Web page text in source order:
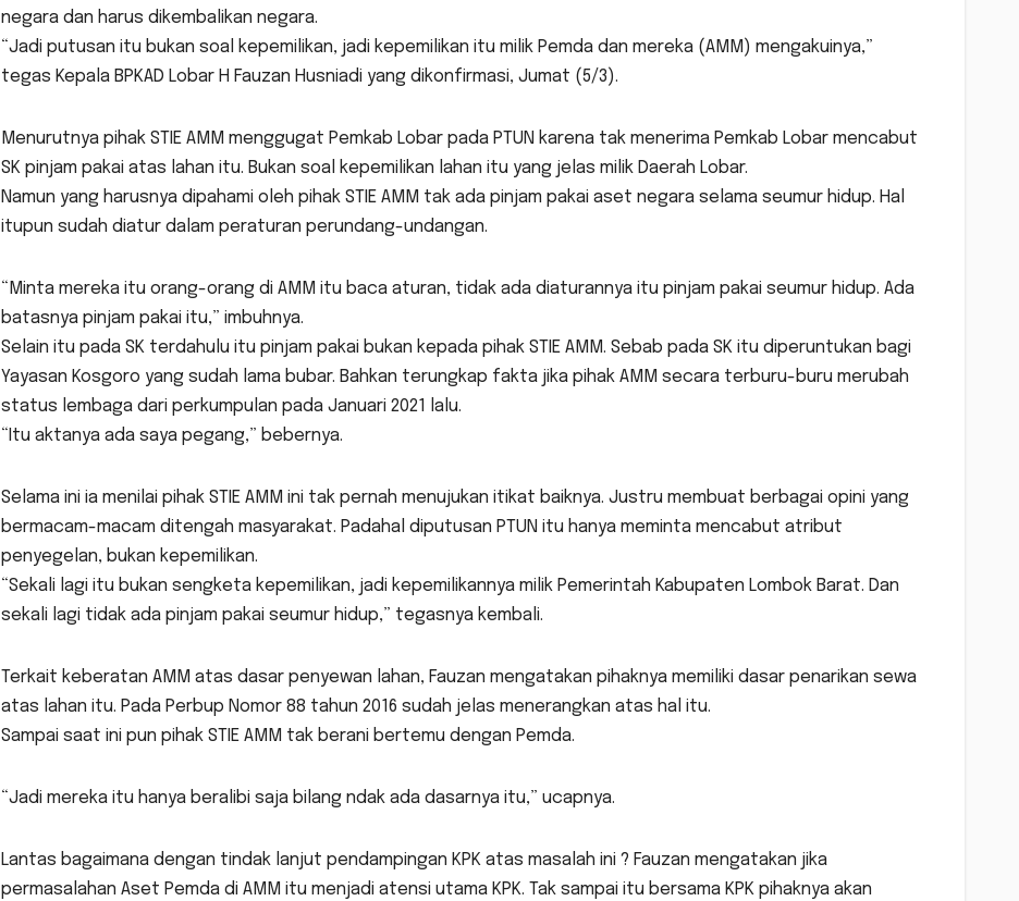
negara dan harus dikembalikan negara.
“Jadi putusan itu bukan soal kepemilikan, jadi kepemilikan itu milik Pemda dan mereka (AMM) mengakuinya,”
tegas Kepala BPKAD Lobar H Fauzan Husniadi yang dikonfirmasi, Jumat (5/3).
Menurutnya pihak STIE AMM menggugat Pemkab Lobar pada PTUN karena tak menerima Pemkab Lobar mencabut
SK pinjam pakai atas lahan itu. Bukan soal kepemilikan lahan itu yang jelas milik Daerah Lobar.
Namun yang harusnya dipahami oleh pihak STIE AMM tak ada pinjam pakai aset negara selama seumur hidup. Hal
itupun sudah diatur dalam peraturan perundang-undangan.
“Minta mereka itu orang-orang di AMM itu baca aturan, tidak ada diaturannya itu pinjam pakai seumur hidup. Ada
batasnya pinjam pakai itu,” imbuhnya.
Selain itu pada SK terdahulu itu pinjam pakai bukan kepada pihak STIE AMM. Sebab pada SK itu diperuntukan bagi
Yayasan Kosgoro yang sudah lama bubar. Bahkan terungkap fakta jika pihak AMM secara terburu-buru merubah
status lembaga dari perkumpulan pada Januari 2021 lalu.
“Itu aktanya ada saya pegang,” bebernya.
Selama ini ia menilai pihak STIE AMM ini tak pernah menujukan itikat baiknya. Justru membuat berbagai opini yang
bermacam-macam ditengah masyarakat. Padahal diputusan PTUN itu hanya meminta mencabut atribut
penyegelan, bukan kepemilikan.
“Sekali lagi itu bukan sengketa kepemilikan, jadi kepemilikannya milik Pemerintah Kabupaten Lombok Barat. Dan
sekali lagi tidak ada pinjam pakai seumur hidup,” tegasnya kembali.
Terkait keberatan AMM atas dasar penyewan lahan, Fauzan mengatakan pihaknya memiliki dasar penarikan sewa
atas lahan itu. Pada Perbup Nomor 88 tahun 2016 sudah jelas menerangkan atas hal itu.
Sampai saat ini pun pihak STIE AMM tak berani bertemu dengan Pemda.
“Jadi mereka itu hanya beralibi saja bilang ndak ada dasarnya itu,” ucapnya.
Lantas bagaimana dengan tindak lanjut pendampingan KPK atas masalah ini ? Fauzan mengatakan jika
permasalahan Aset Pemda di AMM itu menjadi atensi utama KPK. Tak sampai itu bersama KPK pihaknya akan